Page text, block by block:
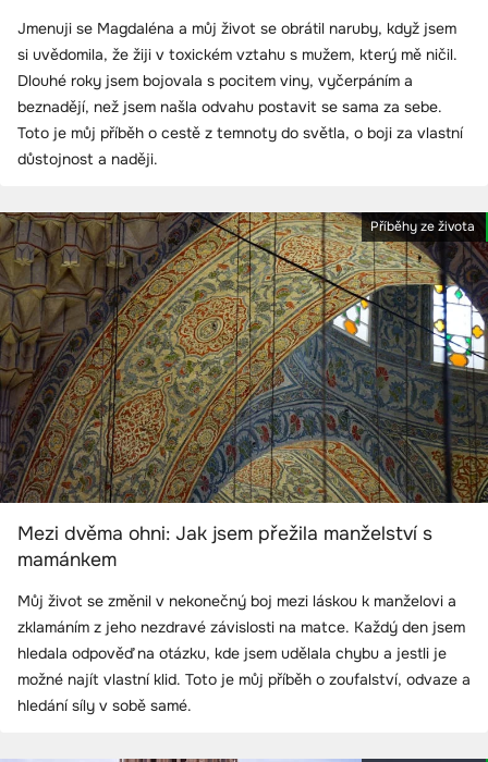
Jmenuji se Magdaléna a můj život se obrátil naruby, když jsem
si uvědomila, že žiji v toxickém vztahu s mužem, který mě ničil.
Dlouhé roky jsem bojovala s pocitem viny, vyčerpáním a
beznadějí, než jsem našla odvahu postavit se sama za sebe.
Toto je můj příběh o cestě z temnoty do světla, o boji za vlastní
důstojnost a naději.
Příběhy ze života
Mezi dvěma ohni: Jak jsem přežila manželství s
mamánkem
Můj život se změnil v nekonečný boj mezi láskou k manželovi a
zklamáním z jeho nezdravé závislosti na matce. Každý den jsem
hledala odpověď na otázku, kde jsem udělala chybu a jestli je
možné najít vlastní klid. Toto je můj příběh o zoufalství, odvaze a
hledání síly v sobě samé.